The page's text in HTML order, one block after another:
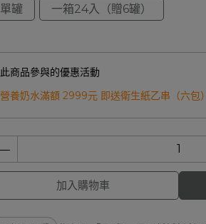
單罐
一箱24入（贈6罐）
此商品參與的優惠活動
營養奶水滿額 2999元 即送衛生紙乙串（六包）
加入購物車